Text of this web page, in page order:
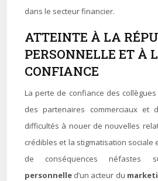
dans le secteur financier.
ATTEINTE À LA
PERSONNELLE ET À
CONFIANCE
La perte de confiance des
des partenaires commerciaux et
difficultés à nouer de nouvelles
crédibles et la stigmatisation sociale
de conséquences
personnelle d’un acteur du